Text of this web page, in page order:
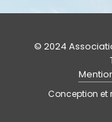
© 2024
Conception et